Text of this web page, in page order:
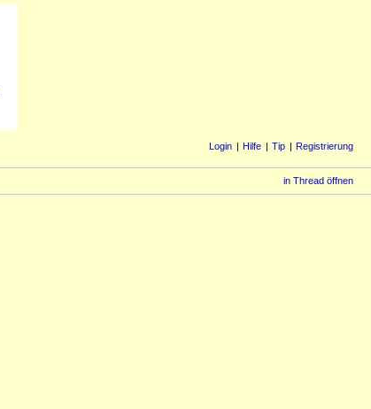
Login Hilfe Tip Registrierung
in Thread öffnen